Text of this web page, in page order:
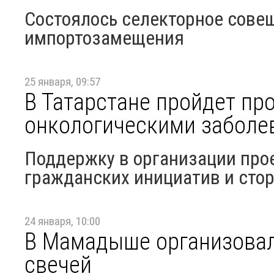
Состоялось селекторное
импортозамещения
25 января, 09:57
В Татарстане пройдет
онкологическими
Поддержку в организации
гражданских инициатив и
24 января, 10:00
В Мамадыше
свечей